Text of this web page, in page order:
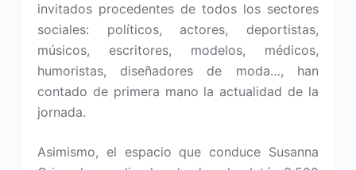
invitados procedentes de todos los sectores
sociales: políticos, actores, deportistas,
músicos, escritores, modelos, médicos,
humoristas, diseñadores de moda…, han
contado de primera mano la actualidad de la
jornada.
Asimismo, el espacio que conduce Susanna